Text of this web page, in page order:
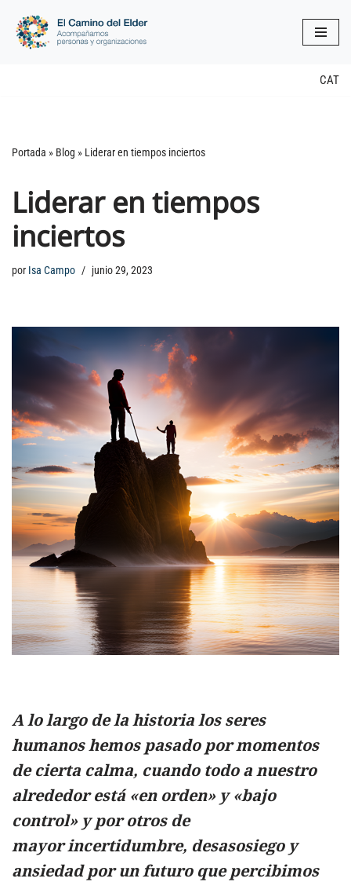
Saltar
CAT
Portada » Blog » Liderar en tiempos inciertos
Liderar en tiempos
inciertos
por Isa Campo junio 29, 2023
A lo largo de la historia los seres
humanos hemos pasado por momentos
de cierta calma, cuando todo a nuestro
alrededor está «en orden» y «bajo
control» y por otros de
mayor incertidumbre, desasosiego y
ansiedad por un futuro que percibimos